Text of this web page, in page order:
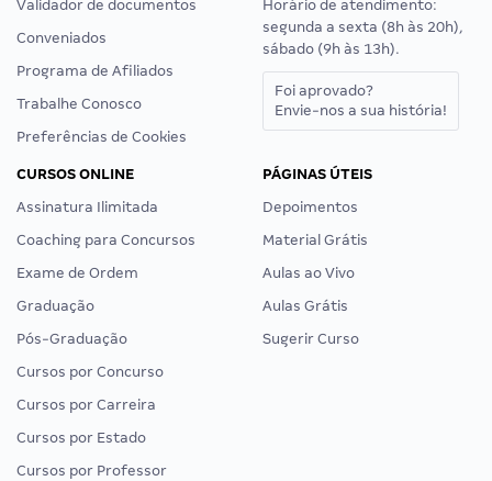
Validador de documentos
Conveniados
Programa de Afiliados
Trabalhe Conosco
Preferências de Cookies
Horário de atendimento:
segunda a sexta (8h às 20h),
sábado (9h às 13h).
Foi aprovado?
Envie-nos a sua história!
CURSOS ONLINE
Assinatura Ilimitada
Coaching para Concursos
Exame de Ordem
Graduação
Pós-Graduação
Cursos por Concurso
Cursos por Carreira
Cursos por Estado
Cursos por Professor
PÁGINAS ÚTEIS
Depoimentos
Material Grátis
Aulas ao Vivo
Aulas Grátis
Sugerir Curso